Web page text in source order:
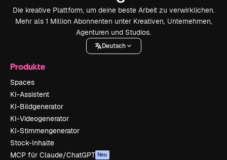
Die kreative Plattform, um deine beste Arbeit zu verwirklichen.
Mehr als 1 Million Abonnenten unter Kreativen, Unternehmen,
Agenturen und Studios.
Deutsch
Produkte
Spaces
KI-Assistent
KI-Bildgenerator
KI-Videogenerator
KI-Stimmengenerator
Stock-Inhalte
MCP für Claude/ChatGPT Neu